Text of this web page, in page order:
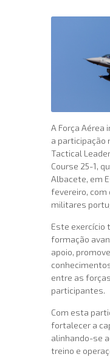
A Força Aérea
a participação
Tactical
Course 25-1,
Albacete, em
fevereiro, com
militares
Este exercício
formação
apoio,
entre as
participantes.
Com esta
fortalecer a
alinhando-se
treino e